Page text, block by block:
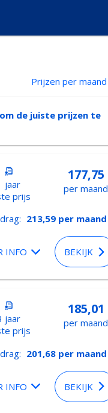
Prijzen per maand
de juiste prijzen te
jaar
prijs
177,75
per maand
213,59 per maand
INFO BEKIJK
jaar
prijs
185,01
per maand
201,68 per maand
INFO BEKIJK